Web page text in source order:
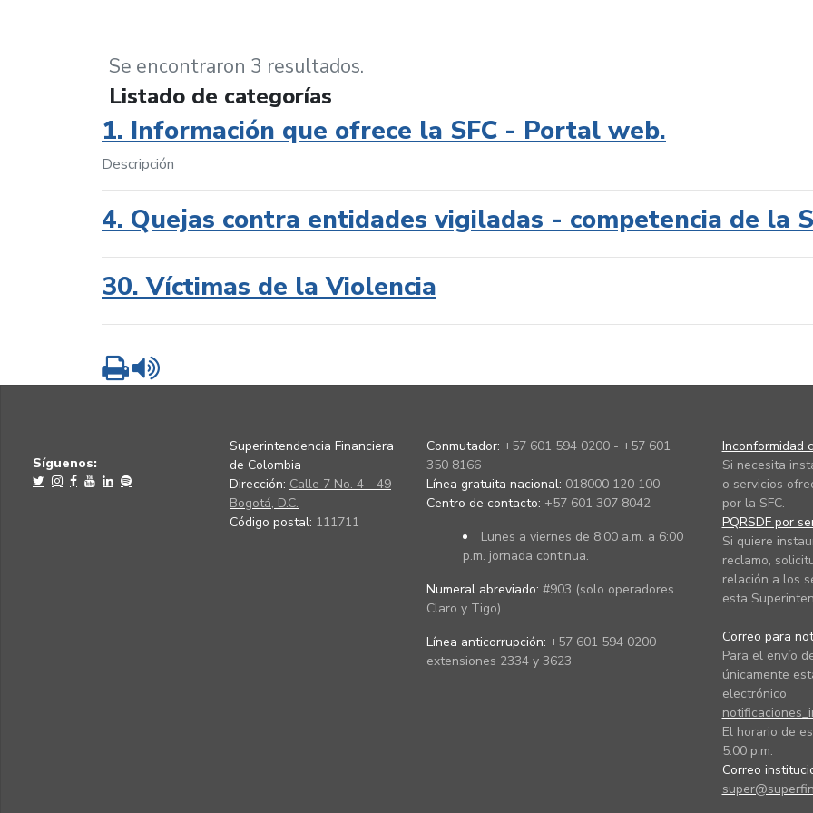
Se encontraron 3 resultados.
Listado de categorías
1. Información que ofrece la SFC - Portal web.
Descripción
4. Quejas contra entidades vigiladas - competencia de la
30. Víctimas de la Violencia
Imprimir
Síguenos:
Superintendencia Financiera
de Colombia
Dirección: Calle 7 No. 4 - 49
Bogotá, D.C.
Código postal: 111711
Conmutador: +57 601 594 0200 - +57 601
350 8166
Línea gratuita nacional: 018000 120 100
Centro de contacto: +57 601 307 8042
Lunes a viernes de 8:00 a.m. a 6:00
p.m. jornada continua.
Numeral abreviado: #903 (solo operadores
Claro y Tigo)
Línea anticorrupción: +57 601 594 0200
extensiones 2334 y 3623
Inconformidad
Si necesita
o servicios
por la SFC.
PQRSDF por
Si quiere
reclamo,
relación a los
esta
Correo para
Para el envío
únicamente
electrónico
El horario de
5:00 p.m.
Correo